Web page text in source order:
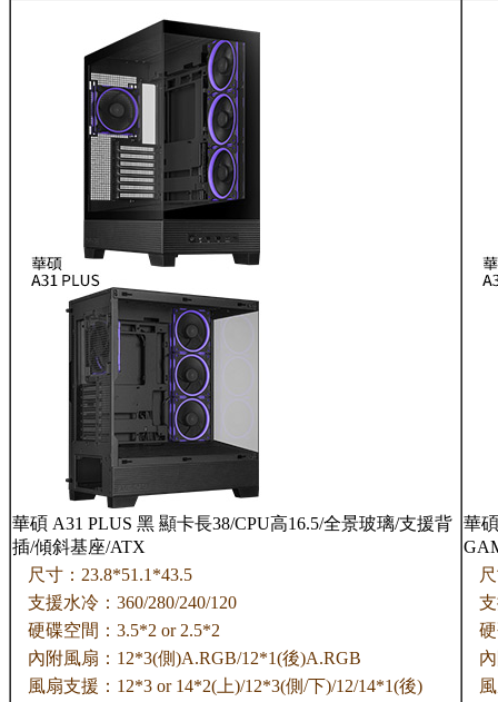
華碩 A31 PLUS 黑 顯卡長38/CPU高16.5/全景玻璃/支援背
插/傾斜基座/ATX
尺寸：23.8*51.1*43.5
支援水冷：360/280/240/120
硬碟空間：3.5*2 or 2.5*2
內附風扇：12*3(側)A.RGB/12*1(後)A.RGB
風扇支援：12*3 or 14*2(上)/12*3(側/下)/12/14*1(後)
華